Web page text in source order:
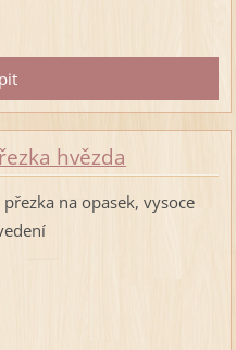
hvězda
na opasek, vysoce